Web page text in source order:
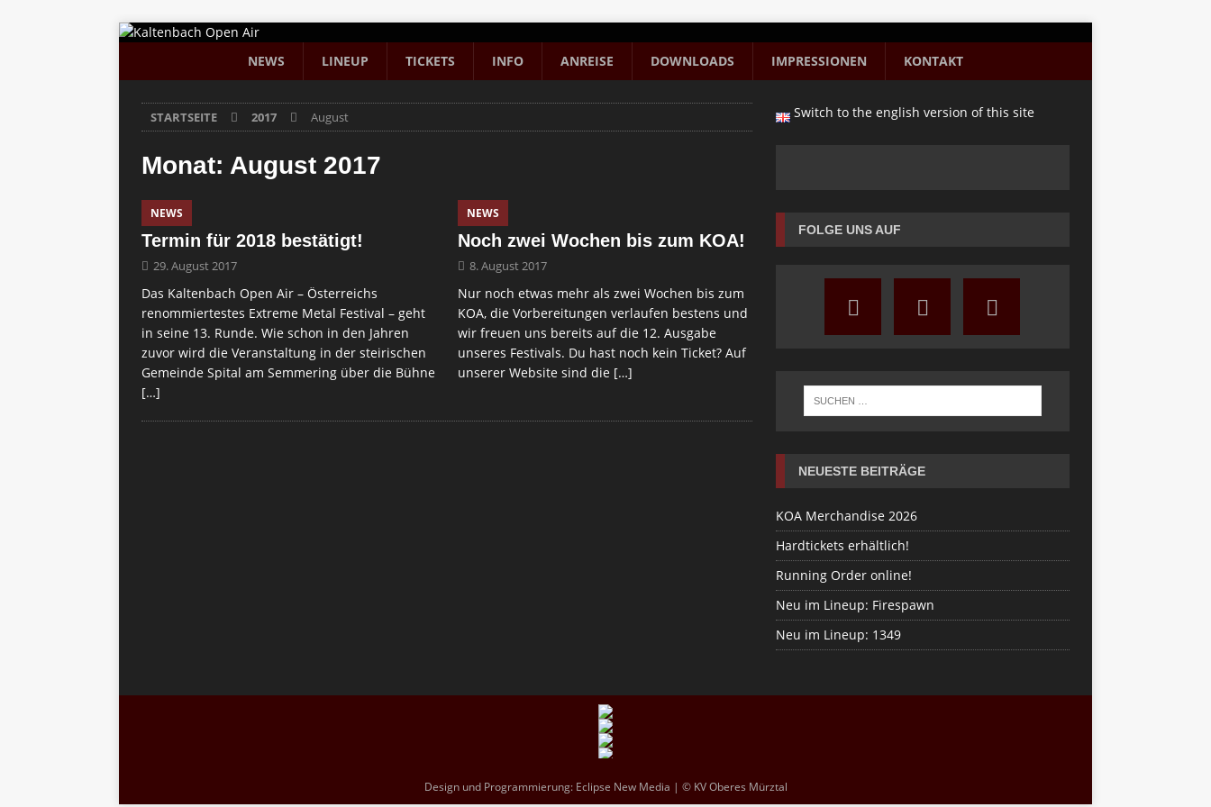
NEWS LINEUP TICKETS INFO ANREISE DOWNLOADS IMPRESSIONEN KONTAKT
STARTSEITE 2017 August
Monat: August 2017
NEWS
Termin für 2018 bestätigt!
29. August 2017
Das Kaltenbach Open Air – Österreichs
renommiertestes Extreme Metal Festival – geht
in seine 13. Runde. Wie schon in den Jahren
zuvor wird die Veranstaltung in der steirischen
Gemeinde Spital am Semmering über die Bühne
[…]
NEWS
Noch zwei Wochen bis zum KOA!
8. August 2017
Nur noch etwas mehr als zwei Wochen bis zum
KOA, die Vorbereitungen verlaufen bestens und
wir freuen uns bereits auf die 12. Ausgabe
unseres Festivals. Du hast noch kein Ticket? Auf
unserer Website sind die […]
Switch to the english version of this site
FOLGE UNS AUF
NEUESTE BEITRÄGE
KOA Merchandise 2026
Hardtickets erhältlich!
Running Order online!
Neu im Lineup: Firespawn
Neu im Lineup: 1349
Design und Programmierung: Eclipse New Media | © KV Oberes Mürztal